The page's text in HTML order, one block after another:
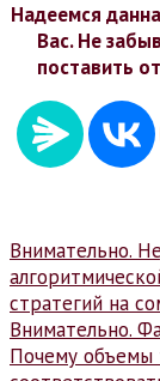
Надеемся
Вас. Не
поставить
Навигация
по
записям
Внимательно.
стратегий на
Внимательно.
Почему объемы